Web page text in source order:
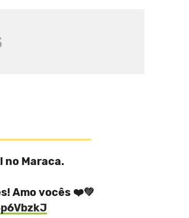
no Maraca.
Amo vocês ❤️💚